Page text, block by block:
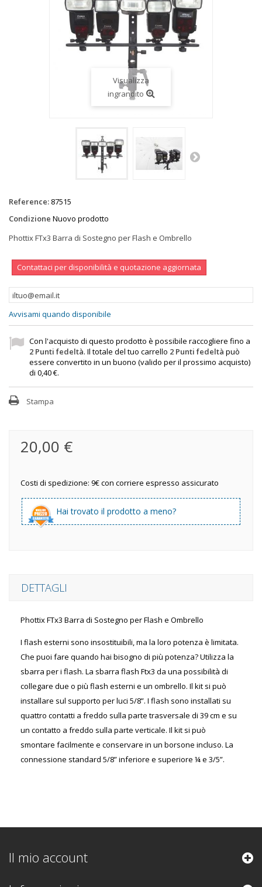
Visualizza
ingrandito
Reference: 87515
Condizione Nuovo prodotto
Phottix FTx3 Barra di Sostegno per Flash e Ombrello
Contattaci per disponibilità e quotazione aggiornata
Avvisami quando disponibile
Con l'acquisto di questo prodotto è possibile raccogliere fino a
2 Punti fedeltà. Il totale del tuo carrello 2 Punti fedeltà può
essere convertito in un buono (valido per il prossimo acquisto)
di 0,40 €.
Stampa
20,00 €
Costi di spedizione: 9€ con corriere espresso assicurato
Hai trovato il prodotto a meno?
DETTAGLI
Phottix FTx3 Barra di Sostegno per Flash e Ombrello
I flash esterni sono insostituibili, ma la loro potenza è limitata.
Che puoi fare quando hai bisogno di più potenza? Utilizza la
sbarra per i flash. La sbarra flash Ftx3 da una possibilità di
collegare due o più flash esterni e un ombrello. Il kit si può
installare sul supporto per luci 5/8”. I flash sono installati su
quattro contatti a freddo sulla parte trasversale di 39 cm e su
un contatto a freddo sulla parte verticale. Il kit si può
smontare facilmente e conservare in un borsone incluso. La
connessione standard 5/8” inferiore e superiore ¼ e 3/5”.
Il mio account